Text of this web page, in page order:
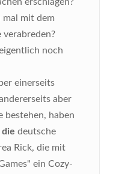
mal mit dem
verabreden?
noch
einerseits
aber
bestehen, haben
die deutsche
Rick, die mit
ein Cozy-